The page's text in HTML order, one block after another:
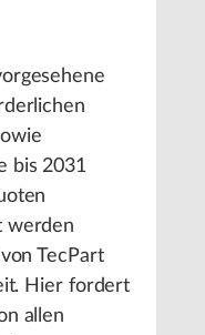
bis 2031
werden
TecPart
Hier fordert
allen